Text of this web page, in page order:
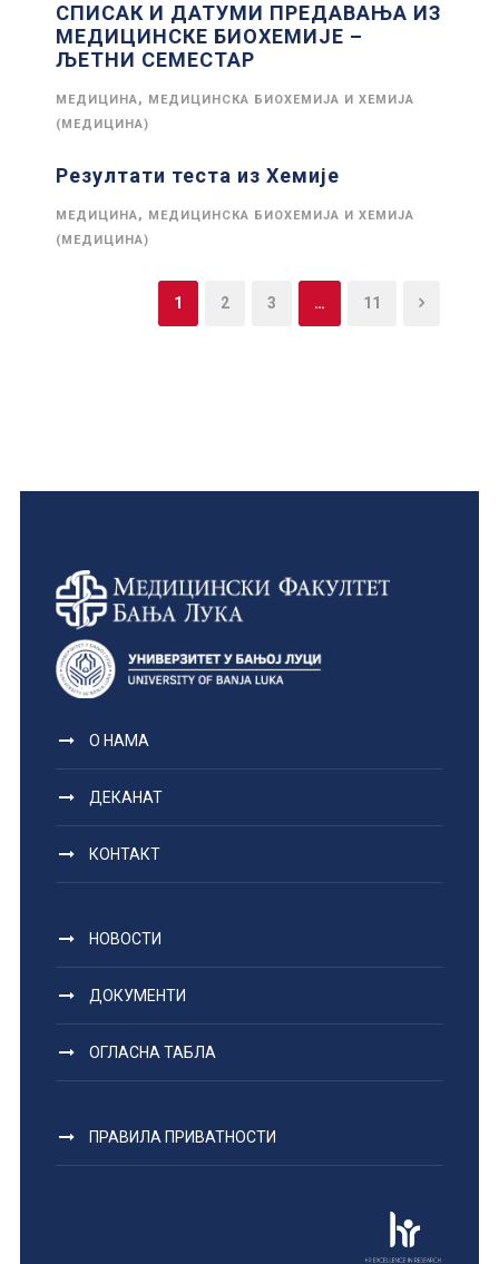
СПИСАК И ДАТУМИ ПРЕДАВАЊА ИЗ
МЕДИЦИНСКЕ БИОХЕМИЈЕ –
ЉЕТНИ СЕМЕСТАР
МЕДИЦИНА, МЕДИЦИНСКА БИОХЕМИЈА И ХЕМИЈА
(МЕДИЦИНА)
Резултати теста из Хемије
МЕДИЦИНА, МЕДИЦИНСКА БИОХЕМИЈА И ХЕМИЈА
(МЕДИЦИНА)
1 2 3 … 11
О НАМА
ДЕКАНАТ
КОНТАКТ
НОВОСТИ
ДОКУМЕНТИ
ОГЛАСНА ТАБЛА
ПРАВИЛА ПРИВАТНОСТИ